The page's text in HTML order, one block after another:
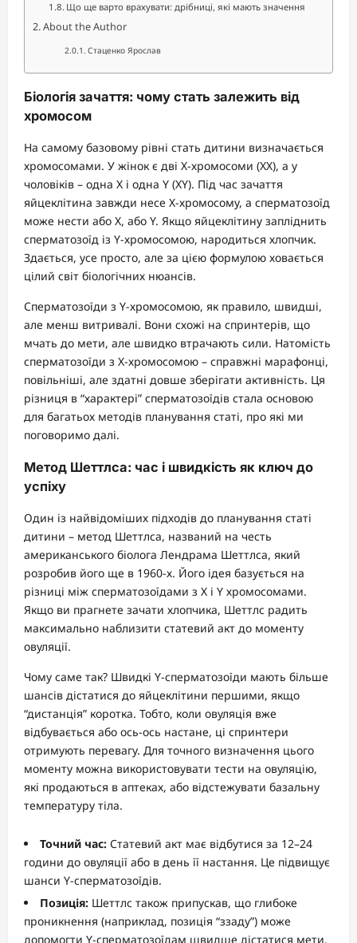
Що ще варто врахувати: дрібниці, які мають значення
About the Author
Стаценко Ярослав
Біологія зачаття: чому стать залежить від
хромосом
На самому базовому рівні стать дитини визначається
хромосомами. У жінок є дві Х-хромосоми (XX), а у
чоловіків – одна Х і одна Y (XY). Під час зачаття
яйцеклітина завжди несе Х-хромосому, а сперматозоїд
може нести або Х, або Y. Якщо яйцеклітину запліднить
сперматозоїд із Y-хромосомою, народиться хлопчик.
Здається, усе просто, але за цією формулою ховається
цілий світ біологічних нюансів.
Сперматозоїди з Y-хромосомою, як правило, швидші,
але менш витривалі. Вони схожі на спринтерів, що
мчать до мети, але швидко втрачають сили. Натомість
сперматозоїди з Х-хромосомою – справжні марафонці,
повільніші, але здатні довше зберігати активність. Ця
різниця в “характері” сперматозоїдів стала основою
для багатьох методів планування статі, про які ми
поговоримо далі.
Метод Шеттлса: час і швидкість як ключ до
успіху
Один із найвідоміших підходів до планування статі
дитини – метод Шеттлса, названий на честь
американського біолога Лендрама Шеттлса, який
розробив його ще в 1960-х. Його ідея базується на
різниці між сперматозоїдами з Х і Y хромосомами.
Якщо ви прагнете зачати хлопчика, Шеттлс радить
максимально наблизити статевий акт до моменту
овуляції.
Чому саме так? Швидкі Y-сперматозоїди мають більше
шансів дістатися до яйцеклітини першими, якщо
“дистанція” коротка. Тобто, коли овуляція вже
відбувається або ось-ось настане, ці спринтери
отримують перевагу. Для точного визначення цього
моменту можна використовувати тести на овуляцію,
які продаються в аптеках, або відстежувати базальну
температуру тіла.
Точний час: Статевий акт має відбутися за 12–24
години до овуляції або в день її настання. Це підвищує
шанси Y-сперматозоїдів.
Позиція: Шеттлс також припускав, що глибоке
проникнення (наприклад, позиція “ззаду”) може
допомогти Y-сперматозоїдам швидше дістатися мети.